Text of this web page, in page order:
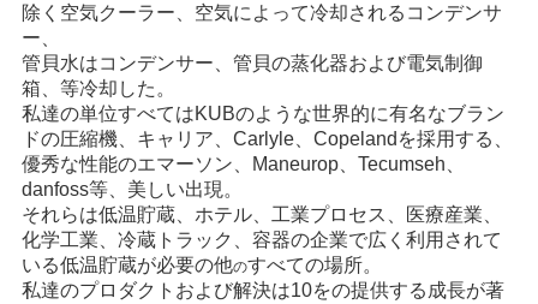
除く空気クーラー、空気によって冷却されるコンデンサ
ー、
管貝水はコンデンサー、管貝の蒸化器および電気制御
箱、等冷却した。
私達の単位すべてはKUBのような世界的に有名なブラン
ドの圧縮機、キャリア、Carlyle、Copelandを採用する、
優秀な性能のエマーソン、Maneurop、Tecumseh、
danfoss等、美しい出現。
それらは低温貯蔵、ホテル、工業プロセス、医療産業、
化学工業、冷蔵トラック、容器の企業で広く利用されて
いる低温貯蔵が必要の他のすべての場所。
私達のプロダクトおよび解決は10をの提供する成長が著